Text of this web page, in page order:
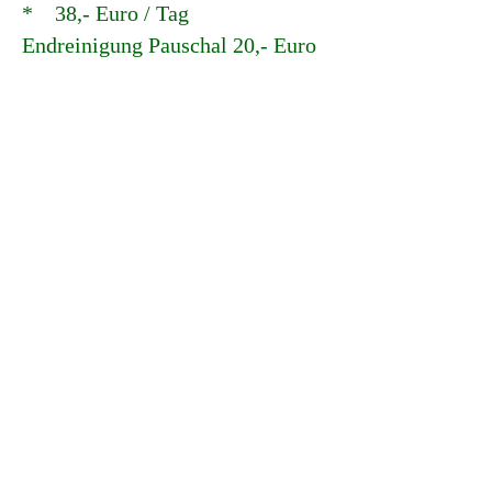
* 38,- Euro / Tag
Endreinigung Pauschal 20,- Euro